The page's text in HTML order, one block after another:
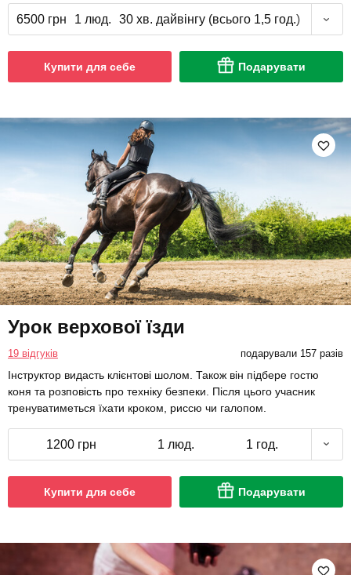
6500 грн 1 люд. 30 хв. дайвінгу (всього 1,5 год.)
Купити для себе Подарувати
Урок верхової їзди
19 відгуків подарували 157 разів
Інструктор видасть клієнтові шолом. Також він підбере гостю
коня та розповість про техніку безпеки. Після цього учасник
тренуватиметься їхати кроком, риссю чи галопом.
1200 грн 1 люд. 1 год.
Купити для себе Подарувати